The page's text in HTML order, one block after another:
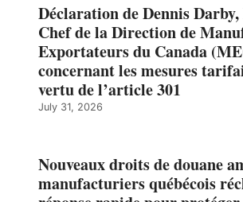
Déclaration de Dennis
Chef de la Direction de
Exportateurs du Canada
concernant les mesures
vertu de l’article 301
July 31, 2026
Nouveaux droits de douane
manufacturiers québécois